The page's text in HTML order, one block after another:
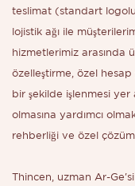
teslimat (standart
lojistik ağı ile
hizmetlerimiz arasında
özelleştirme, özel
bir şekilde işlenmesi yer
olmasına yardımcı
rehberliği ve özel
Thincen, uzman Ar-